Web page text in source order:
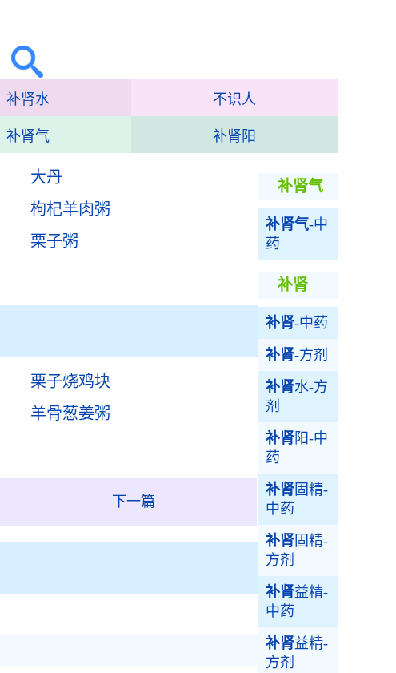
补肾水 不识人
补肾气 补肾阳
补肾气
补肾气-中
药
补肾
补肾-中药
补肾-方剂
补肾水-方
剂
补肾阳-中
药
补肾固精-
中药
补肾固精-
方剂
补肾益精-
中药
补肾益精-
方剂
大丹
枸杞羊肉粥
栗子粥
栗子烧鸡块
羊骨葱姜粥
下一篇